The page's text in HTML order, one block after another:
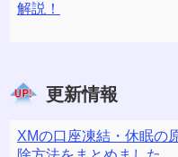
解説！
更新情報
XMの口座凍結・休眠の